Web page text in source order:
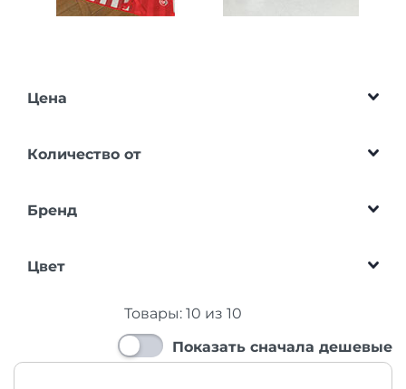
Цена
Количество от
Бренд
Цвет
Товары: 10 из 10
Показать сначала дешевые